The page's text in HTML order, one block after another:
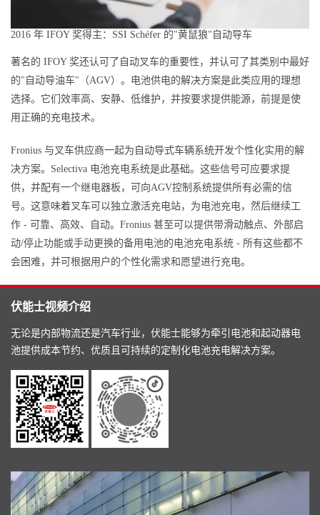
2016 年 IFOY 奖得主：SSI Schéfer 的"黄鼠狼"自动导车
著名的 IFOY 奖还认可了自动叉车的重要性，并认可了其类别中最好
的"自动导油车"（AGV）。电池供电的解决方案是此类应用的理想
选择。它们效率高、安静、低维护，并按要求提供能源，前提是使
用正确的充电技术。
Fronius 与叉车供应商一起为自动导式车辆系统开发个性化实用的解
决方案。Selectiva 电池充电系统是此基础。这些信号可应要求提
供，并配有一个继电器板，可向AGV控制系统提供所有必需的信
号。这意味着叉车可以独立激活充电站，为电池充电，然后继续工
作 - 可靠、高效、自动。Fronius 甚至可以提供带滑动触点、外部启
动/停止功能或手动更换的备用电池的电池充电系统 - 所有这些都不
会困难，并可根据用户的个性化需求和愿望进行充电。
伏能士视频介绍
无论是内部物流还是汽车行业，伏能士能够为牵引电池和起动器电
池提供成本节约、优质且可持续的定制化电池充电解决方案。